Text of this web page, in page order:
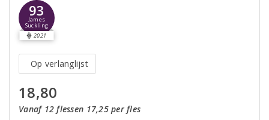
93
James
Suckling
2021
Op verlanglijst
18,80
Vanaf 12 flessen 17,25 per fles